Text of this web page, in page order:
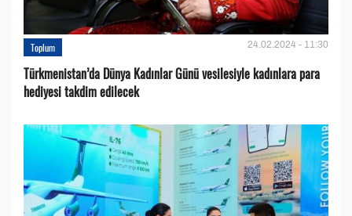
Toplum 24.02.2024 - 11:30
Türkmenistan’da Dünya Kadınlar Günü vesilesiyle kadınlara para
hediyesi takdim edilecek